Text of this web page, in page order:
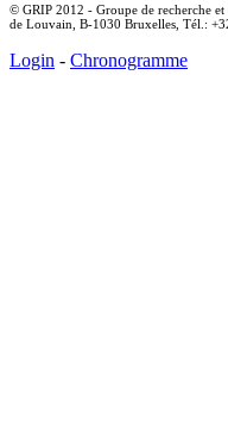
© GRIP 2012 - Groupe de recherche
de Louvain, B-1030 Bruxelles, Tél.:
Login - Chronogramme